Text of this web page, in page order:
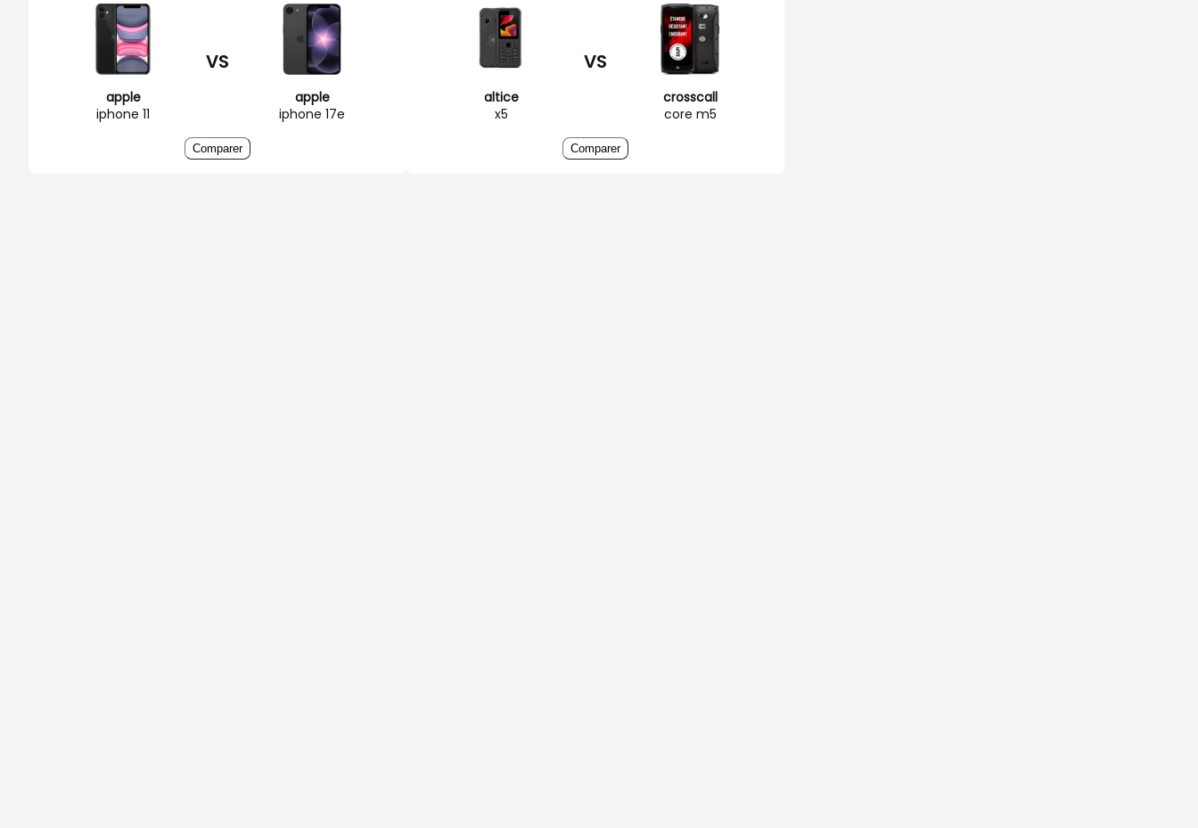
apple
iphone 11
VS
apple
iphone 17e
Comparer
altice
x5
VS
crosscall
core m5
Comparer